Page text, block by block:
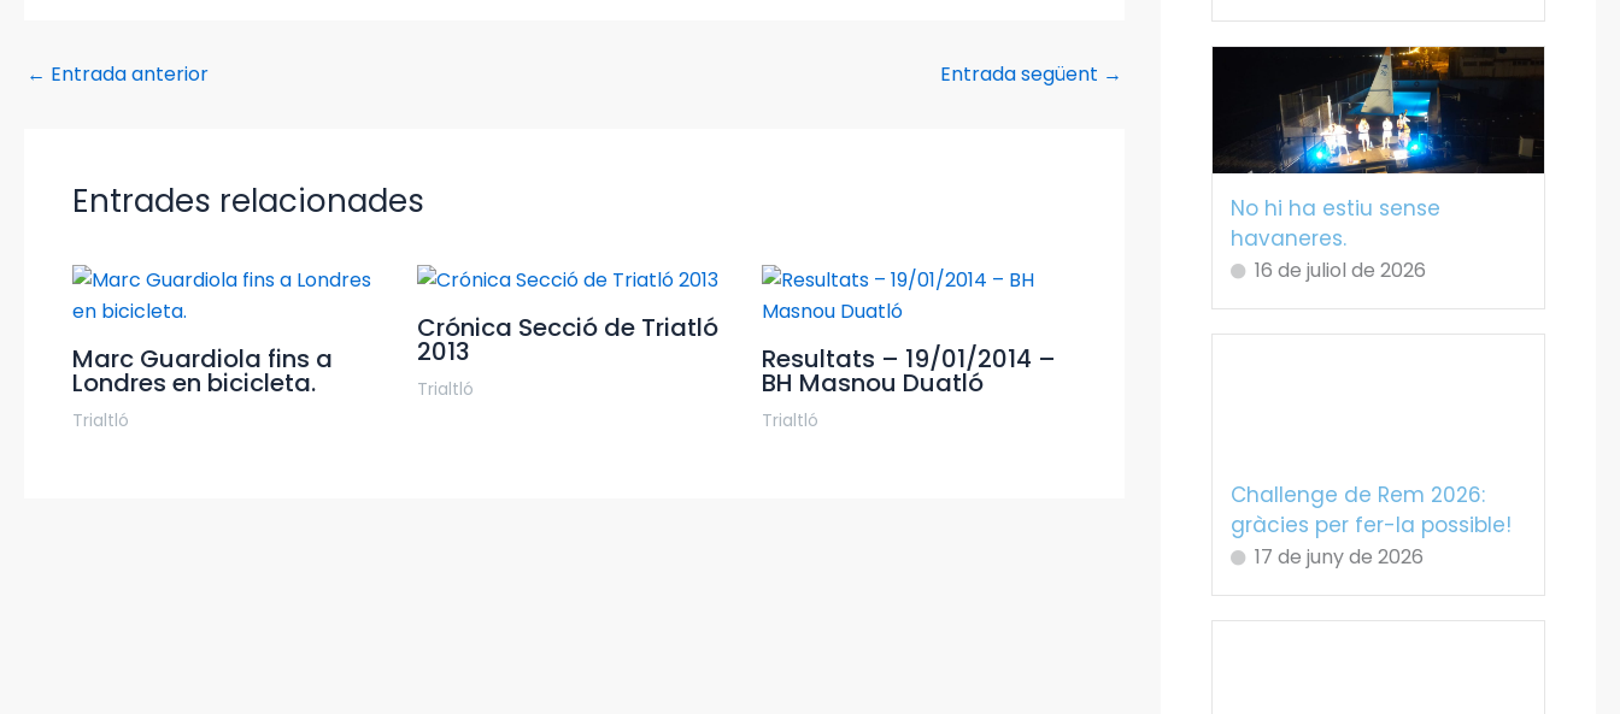
← Entrada anterior Entrada següent →
Entrades relacionades
Marc Guardiola fins a
Londres en bicicleta.
Trialtló
Crónica Secció de Triatló
2013
Trialtló
Resultats – 19/01/2014 –
BH Masnou Duatló
Trialtló
No hi ha estiu sense
havaneres.
16 de juliol de 2026
Challenge de Rem 2026:
gràcies per fer-la possible!
17 de juny de 2026